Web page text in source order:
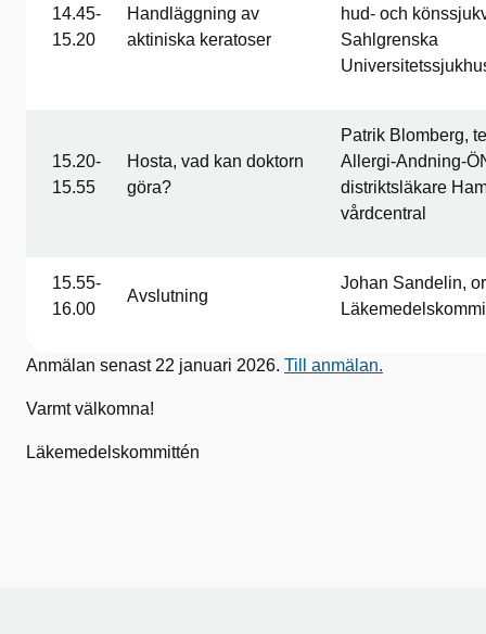
14.45-
15.20
Handläggning av
aktiniska keratoser
hud- och
Sahlgrenska
15.20-
15.55
Hosta, vad kan doktorn
göra?
Patrik Blomberg,
Allergi-Andning-
distriktsläkare
vårdcentral
15.55-
16.00
Avslutning
Johan Sandelin,
Anmälan senast 22 januari 2026. Till anmälan.
Varmt välkomna!
Läkemedelskommittén